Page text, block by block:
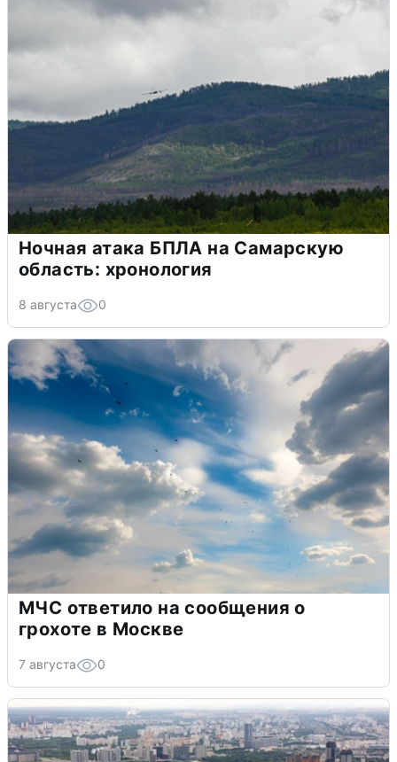
Ночная атака БПЛА на Самарскую
область: хронология
8 августа 0
МЧС ответило на сообщения о
грохоте в Москве
7 августа 0